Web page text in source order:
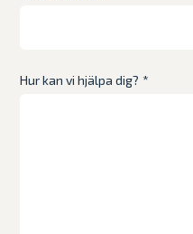
Hur kan vi hjälpa dig? *